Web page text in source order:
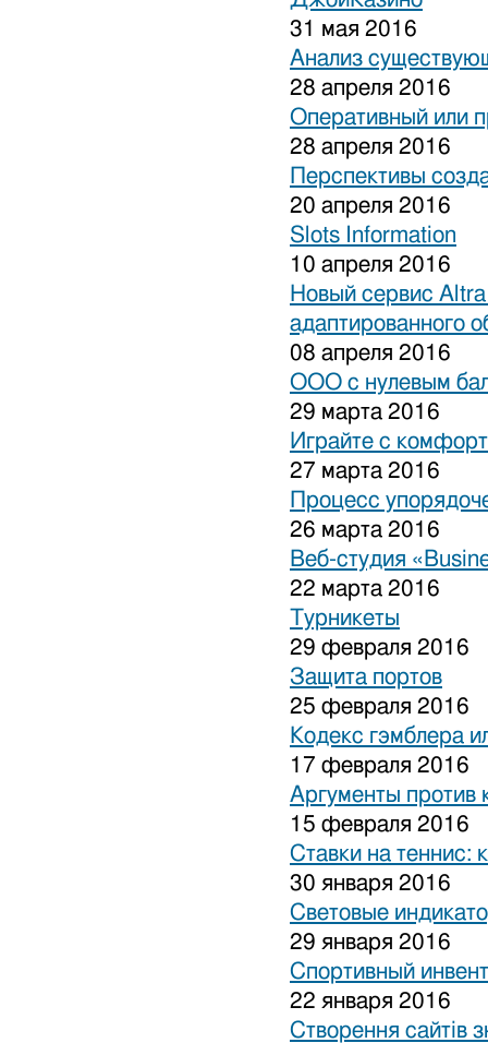
31 мая 2016
Анализ
28 апреля 2016
Оперативный или
28 апреля 2016
Перспективы
20 апреля 2016
Slots Information
10 апреля 2016
Новый сервис Altra
адаптированного
08 апреля 2016
ООО с нулевым
29 марта 2016
Играйте с
27 марта 2016
Процесс
26 марта 2016
Веб-студия
22 марта 2016
Турникеты
29 февраля 2016
Защита портов
25 февраля 2016
Кодекс гэмблера
17 февраля 2016
Аргументы против
15 февраля 2016
Ставки на теннис:
30 января 2016
Световые
29 января 2016
Спортивный
22 января 2016
Створення сайтів